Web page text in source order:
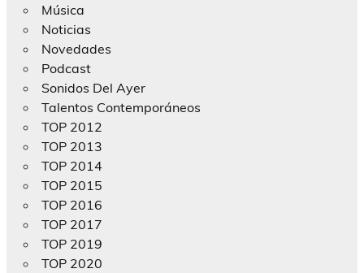
Música
Noticias
Novedades
Podcast
Sonidos Del Ayer
Talentos Contemporáneos
TOP 2012
TOP 2013
TOP 2014
TOP 2015
TOP 2016
TOP 2017
TOP 2019
TOP 2020